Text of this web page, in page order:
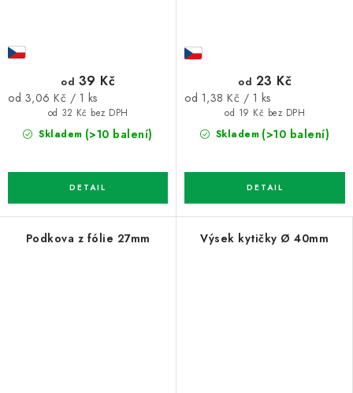
Skladem (>10 balení)
od 32 Kč bez DPH
od 39 Kč
Měrná
od 3,06 Kč / 1 ks
Skladem (>10 balení)
od 19 Kč bez DPH
od 23 Kč
Měrná
od 1,38 Kč / 1 ks
Podkova z fólie 27mm Výsek kytičky Ø 40mm